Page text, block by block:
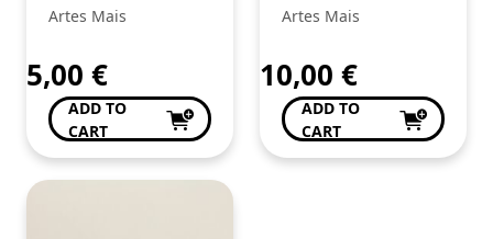
Artes Mais
5,00 €
ADD TO
CART
Artes Mais
10,00 €
ADD TO
CART